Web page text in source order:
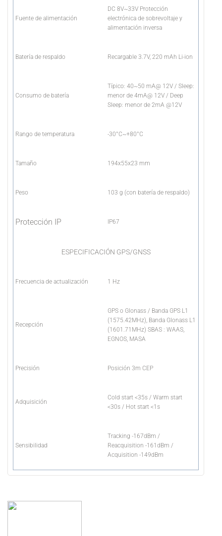
Fuente de alimentación
DC 8V~33V Protección
electrónica de sobrevoltaje y
alimentación inversa
Batería de respaldo Recargable 3.7V, 220 mAh Li-ion
Consumo de batería
Típico: 40~50 mA@ 12V / Sleep:
menor de 4mA@ 12V / Deep
Sleep: menor de 2mA @12V
Rango de temperatura -30°C~+80°C
Tamaño 194x55x23 mm
Peso 103 g (con batería de respaldo)
Protección IP IP67
ESPECIFICACIÓN GPS/GNSS
Frecuencia de actualización 1 Hz
Recepción
GPS o Glonass / Banda GPS L1
(1575.42MHz), Banda Glonass L1
(1601.71MHz) SBAS : WAAS,
EGNOS, MASA
Precisión Posición 3m CEP
Adquisición
Cold start <35s / Warm start
<30s / Hot start <1s
Sensibilidad
Tracking -167dBm /
Reacquisition -161dBm /
Acquisition -149dBm